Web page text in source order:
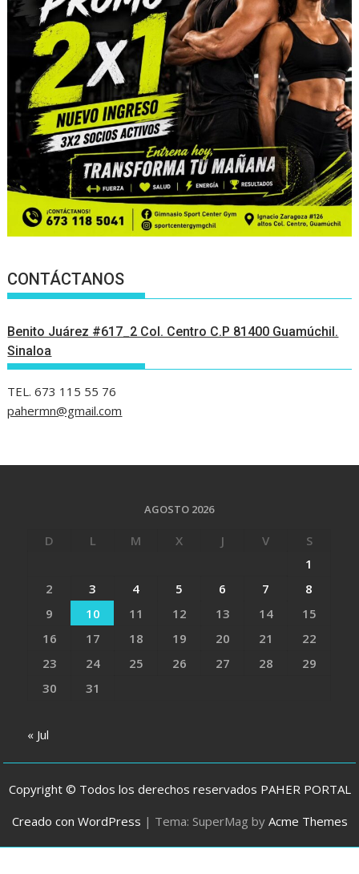
CONTÁCTANOS
Benito Juárez #617_2 Col. Centro C.P 81400 Guamúchil.
Sinaloa
TEL. 673 115 55 76
pahermn@gmail.com
AGOSTO 2026
D L M X J V
S
1
2
3 4 5 6 7
8
9
10 11 12 13 14
15
16
17 18 19 20 21
22
23
24 25 26 27 28
29
30
31
« Jul
Copyright © Todos los derechos reservados PAHER PORTAL
Creado con WordPress | Tema: SuperMag by Acme Themes